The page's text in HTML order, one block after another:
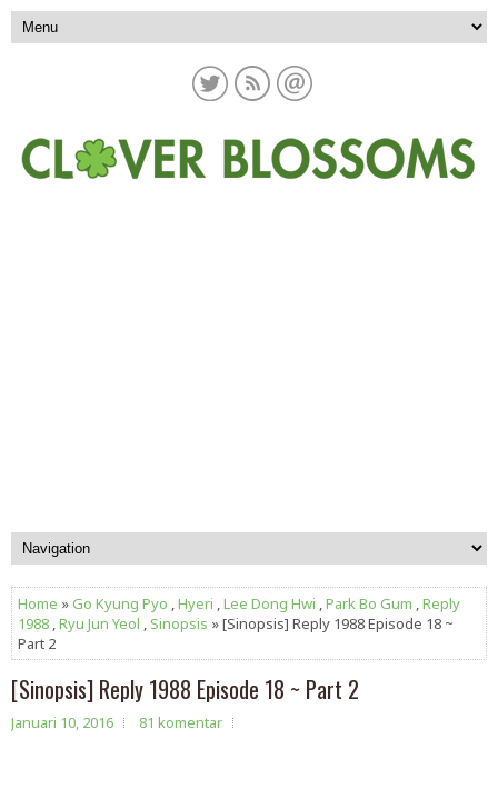
Home »Go Kyung Pyo ,Hyeri ,Lee Dong Hwi ,Park Bo Gum ,Reply
1988 ,Ryu Jun Yeol , Sinopsis » [Sinopsis] Reply 1988 Episode 18 ~
Part 2
[Sinopsis] Reply 1988 Episode 18 ~ Part 2
Januari 10, 2016 81 komentar